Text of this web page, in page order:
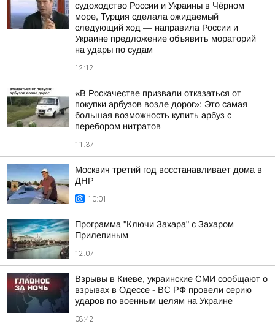
судоходство России и Украины в Чёрном
море, Турция сделала ожидаемый
следующий ход — направила России и
Украине предложение объявить мораторий
на удары по судам
12:12
«В Роскачестве призвали отказаться от
покупки арбузов возле дорог»: Это самая
большая возможность купить арбуз с
перебором нитратов
11:37
Москвич третий год восстанавливает дома в
ДНР
10:01
Программа "Ключи Захара" с Захаром
Прилепиным
12:07
Взрывы в Киеве, украинские СМИ сообщают о
взрывах в Одессе - ВС РФ провели серию
ударов по военным целям на Украине
08:42